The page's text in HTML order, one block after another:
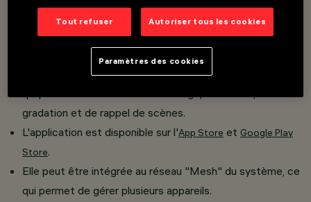
La technologie intégrée Casambi permet un contrôle
indépendant de chaque module d'éclairage inséré dans la
Le dispositif peut être contrôlé via l'application Casambi,
gradation et de rappel de scènes.
L'application est disponible sur l'App Store et Google Play
Store.
Elle peut être intégrée au réseau "Mesh" du système, ce
qui permet de gérer plusieurs appareils.
Tout refuser Autoriser tous les cookies
Paramètres des cookies